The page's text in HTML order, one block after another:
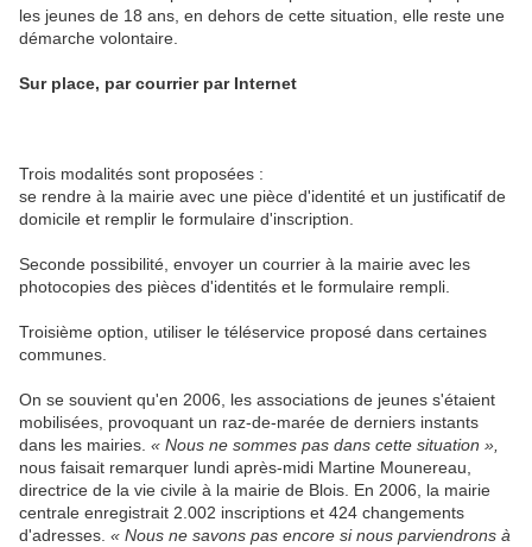
les jeunes de 18 ans, en dehors de cette situation, elle reste une
démarche volontaire.
Sur place, par courrier par Internet
Trois modalités sont proposées :
se rendre à la mairie avec une pièce d'identité et un justificatif de
domicile et remplir le formulaire d'inscription.
Seconde possibilité, envoyer un courrier à la mairie avec les
photocopies des pièces d'identités et le formulaire rempli.
Troisième option, utiliser le téléservice proposé dans certaines
communes.
On se souvient qu'en 2006, les associations de jeunes s'étaient
mobilisées, provoquant un raz-de-marée de derniers instants
dans les mairies. « Nous ne sommes pas dans cette situation »,
nous faisait remarquer lundi après-midi Martine Mounereau,
directrice de la vie civile à la mairie de Blois. En 2006, la mairie
centrale enregistrait 2.002 inscriptions et 424 changements
d'adresses. « Nous ne savons pas encore si nous parviendrons à